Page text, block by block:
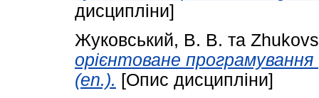
дисципліни]
Жуковський, В. В. та
орієнтоване
(en.). [Опис дисципліни]